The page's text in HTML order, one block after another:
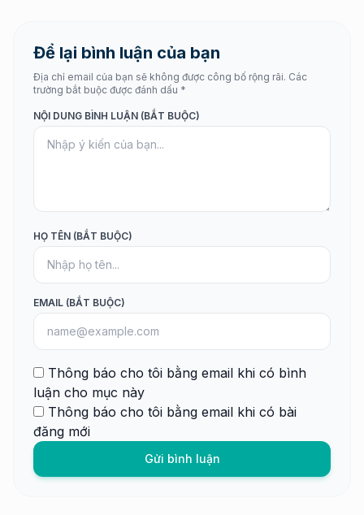
Để lại bình luận của bạn
Địa chỉ email của bạn sẽ không được công bố rộng rãi. Các
trường bắt buộc được đánh dấu *
NỘI DUNG BÌNH LUẬN (BẮT BUỘC)
HỌ TÊN (BẮT BUỘC)
EMAIL (BẮT BUỘC)
Thông báo cho tôi bằng email khi có bình
luận cho mục này
Thông báo cho tôi bằng email khi có bài
đăng mới
Gửi bình luận